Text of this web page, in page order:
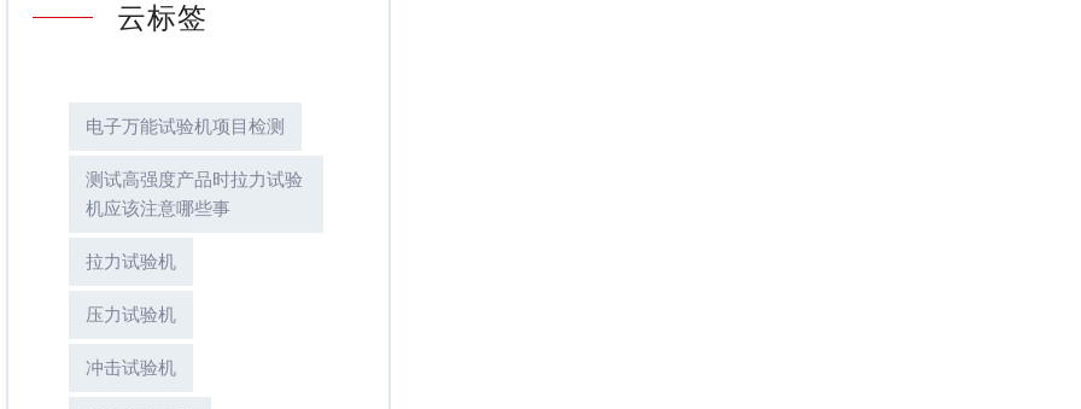
云标签
电子万能试验机项目检测
测试高强度产品时拉力试验
机应该注意哪些事
拉力试验机
压力试验机
冲击试验机